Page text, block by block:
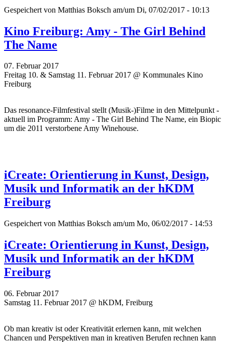
Gespeichert von Matthias Boksch am/um Di, 07/02/2017 - 10:13
Kino Freiburg: Amy - The Girl Behind
The Name
07. Februar 2017
Freitag 10. & Samstag 11. Februar 2017 @ Kommunales Kino
Freiburg
Das resonance-Filmfestival stellt (Musik-)Filme in den Mittelpunkt -
aktuell im Programm: Amy - The Girl Behind The Name, ein Biopic
um die 2011 verstorbene Amy Winehouse.
iCreate: Orientierung in Kunst, Design,
Musik und Informatik an der hKDM
Freiburg
Gespeichert von Matthias Boksch am/um Mo, 06/02/2017 - 14:53
iCreate: Orientierung in Kunst, Design,
Musik und Informatik an der hKDM
Freiburg
06. Februar 2017
Samstag 11. Februar 2017 @ hKDM, Freiburg
Ob man kreativ ist oder Kreativität erlernen kann, mit welchen
Chancen und Perspektiven man in kreativen Berufen rechnen kann